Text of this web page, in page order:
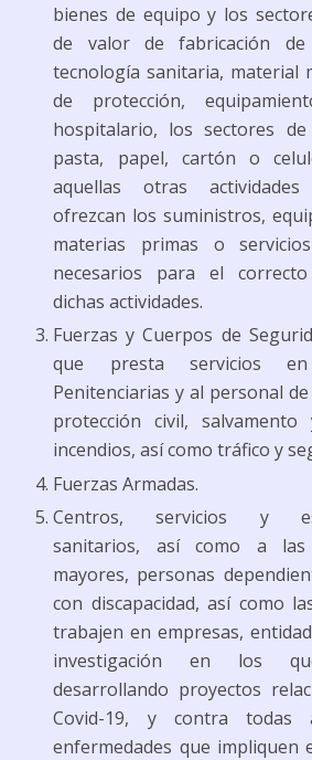
bienes de equipo y los
de valor de fabricación
tecnología sanitaria, material
de protección,
hospitalario, los sectores
pasta, papel, cartón o
aquellas otras
ofrezcan los suministros,
materias primas o
necesarios para el
dichas actividades.
Fuerzas y Cuerpos de
que presta servicios en
Penitenciarias y al personal
protección civil,
incendios, así como tráfico y
Fuerzas Armadas.
Centros, servicios y
sanitarios, así como a las
mayores, personas
con discapacidad, así como
trabajen en empresas,
investigación en los
desarrollando proyectos
Covid-19, y contra todas
enfermedades que impliquen